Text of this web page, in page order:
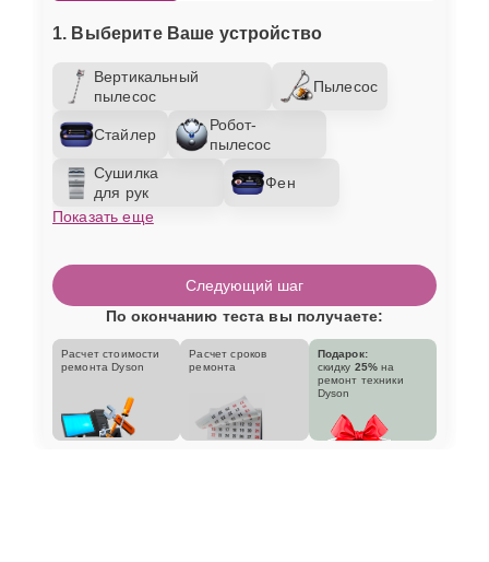
1. Выберите Ваше устройство
Вертикальный
пылесос
Пылесос
Стайлер
Робот-
пылесос
Сушилка
для рук
Фен
Показать еще
Следующий шаг
По окончанию теста вы получаете:
Расчет стоимости
ремонта Dyson
Расчет сроков
ремонта
Подарок:
скидку 25% на
ремонт техники
Dyson